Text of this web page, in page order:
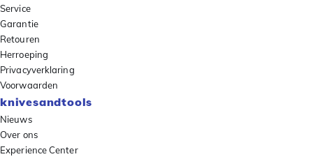
Service
Garantie
Retouren
Herroeping
Privacyverklaring
Voorwaarden
knivesandtools
Nieuws
Over ons
Experience Center